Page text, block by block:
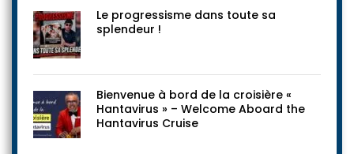
Le progressisme dans toute sa
splendeur !
Bienvenue à bord de la croisière «
Hantavirus » – Welcome Aboard the
Hantavirus Cruise